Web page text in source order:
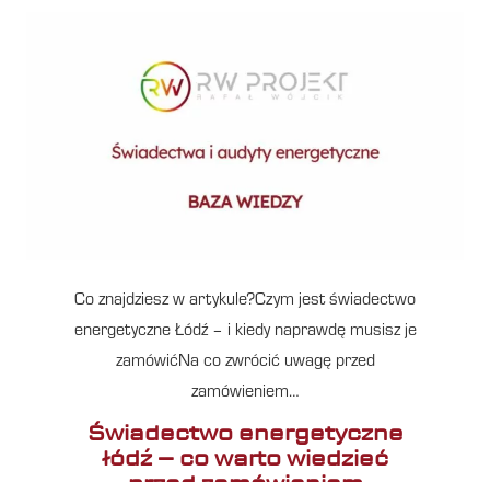
Co znajdziesz w artykule?Czym jest świadectwo
energetyczne Łódź – i kiedy naprawdę musisz je
zamówićNa co zwrócić uwagę przed
zamówieniem…
Świadectwo energetyczne
łódź – co warto wiedzieć